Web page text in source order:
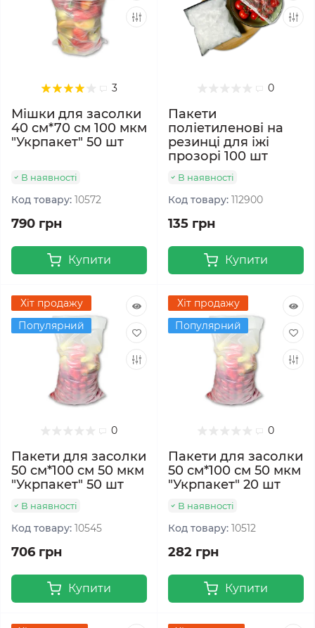
3
Мішки для засолки
40 см*70 см 100 мкм
"Укрпакет" 50 шт
В наявності
Код товару: 10572
790 грн
Купити
0
Пакети
поліетиленові на
резинці для іжі
прозорі 100 шт
В наявності
Код товару: 112900
135 грн
Купити
Хіт продажу
Популярний
0
Пакети для засолки
50 см*100 см 50 мкм
"Укрпакет" 50 шт
В наявності
Код товару: 10545
706 грн
Купити
Хіт продажу
Популярний
0
Пакети для засолки
50 см*100 см 50 мкм
"Укрпакет" 20 шт
В наявності
Код товару: 10512
282 грн
Купити